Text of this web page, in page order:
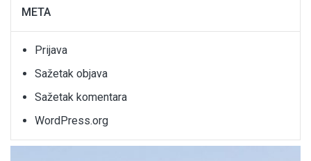
META
Prijava
Sažetak objava
Sažetak komentara
WordPress.org